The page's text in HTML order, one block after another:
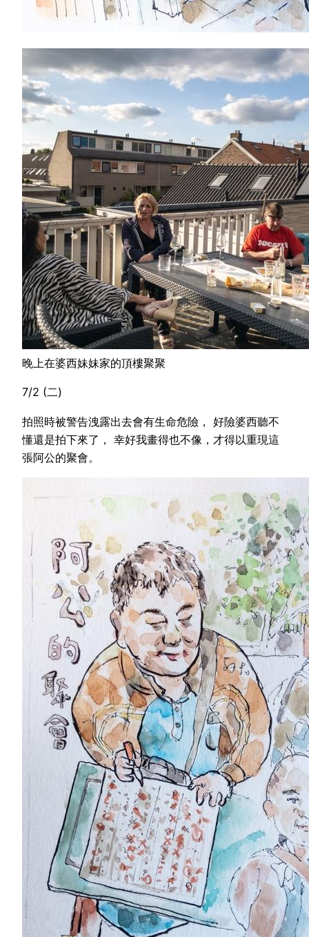
晚上在婆西妹妹家的頂樓聚聚
7/2 (二)
拍照時被警告洩露出去會有生命危險， 好險婆西聽不
懂還是拍下來了， 幸好我畫得也不像，才得以重現這
張阿公的聚會。